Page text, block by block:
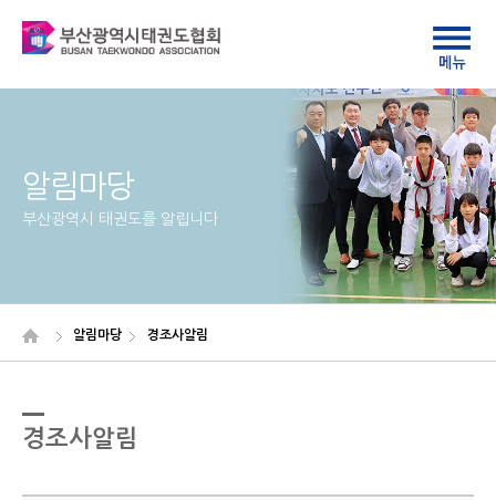
알림마당
부산광역시 태권도를 알립니다
알림마당 경조사알림
경조사알림